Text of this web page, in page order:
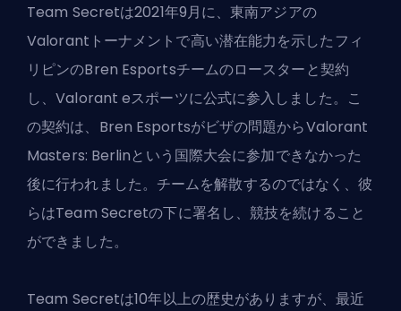
Team Secretは2021年9月に、東南アジアの
Valorantトーナメントで高い潜在能力を示したフィ
リピンのBren Esportsチームのロースターと契約
し、Valorant eスポーツに公式に参入しました。こ
の契約は、Bren Esportsがビザの問題からValorant
Masters: Berlinという国際大会に参加できなかった
後に行われました。チームを解散するのではなく、彼
らはTeam Secretの下に署名し、競技を続けること
ができました。
Team Secretは10年以上の歴史がありますが、最近